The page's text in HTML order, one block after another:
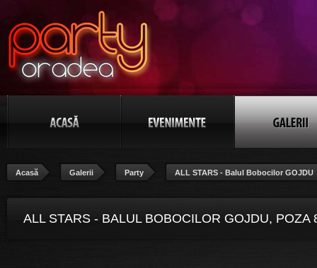
Acasă Galerii Party ALL STARS - Balul Bobocilor GOJDU
ALL STARS - BALUL BOBOCILOR GOJDU, POZA